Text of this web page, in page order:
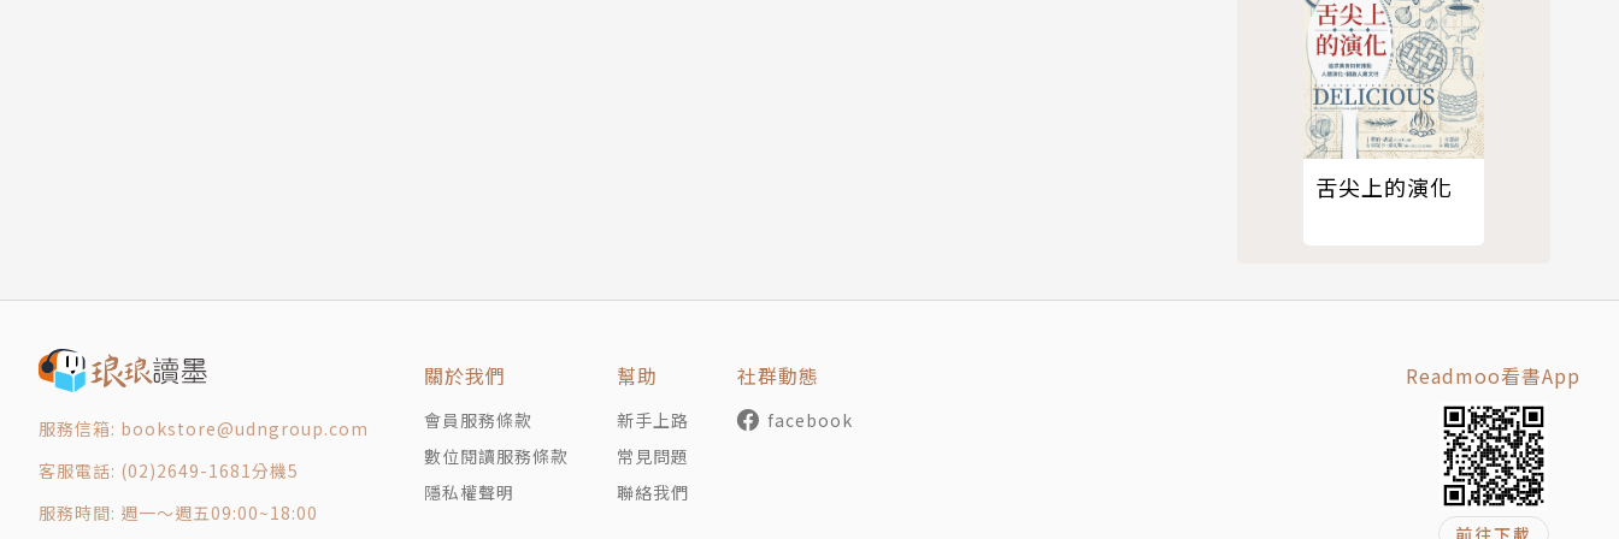
三、在地的局部環流：海陸風及山谷風
四、風進入城市後的風速變化
五、複雜街區內的風速變化
學理篇 第五章 5平衡：留在都市中的熱量有多少
一、從洗手槽的蓄水理解都市熱平衡
二、乾燥及溼潤材料的散熱
舌尖上的演化
服務信箱: bookstore@udngroup.com
客服電話: (02)2649-1681分機5
服務時間: 週一～週五09:00~18:00
關於我們
會員服務條款
數位閱讀服務條款
隱私權聲明
幫助
新手上路
常見問題
聯絡我們
社群動態
facebook
Readmoo看書App
前往下載